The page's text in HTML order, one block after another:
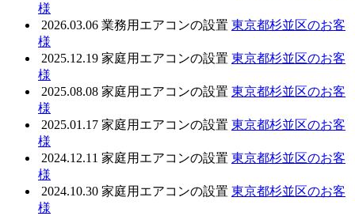
様
2026.03.06 業務用エアコンの設置 東京都杉並区のお客
様
2025.12.19 家庭用エアコンの設置 東京都杉並区のお客
様
2025.08.08 家庭用エアコンの設置 東京都杉並区のお客
様
2025.01.17 家庭用エアコンの設置 東京都杉並区のお客
様
2024.12.11 家庭用エアコンの設置 東京都杉並区のお客
様
2024.10.30 家庭用エアコンの設置 東京都杉並区のお客
様